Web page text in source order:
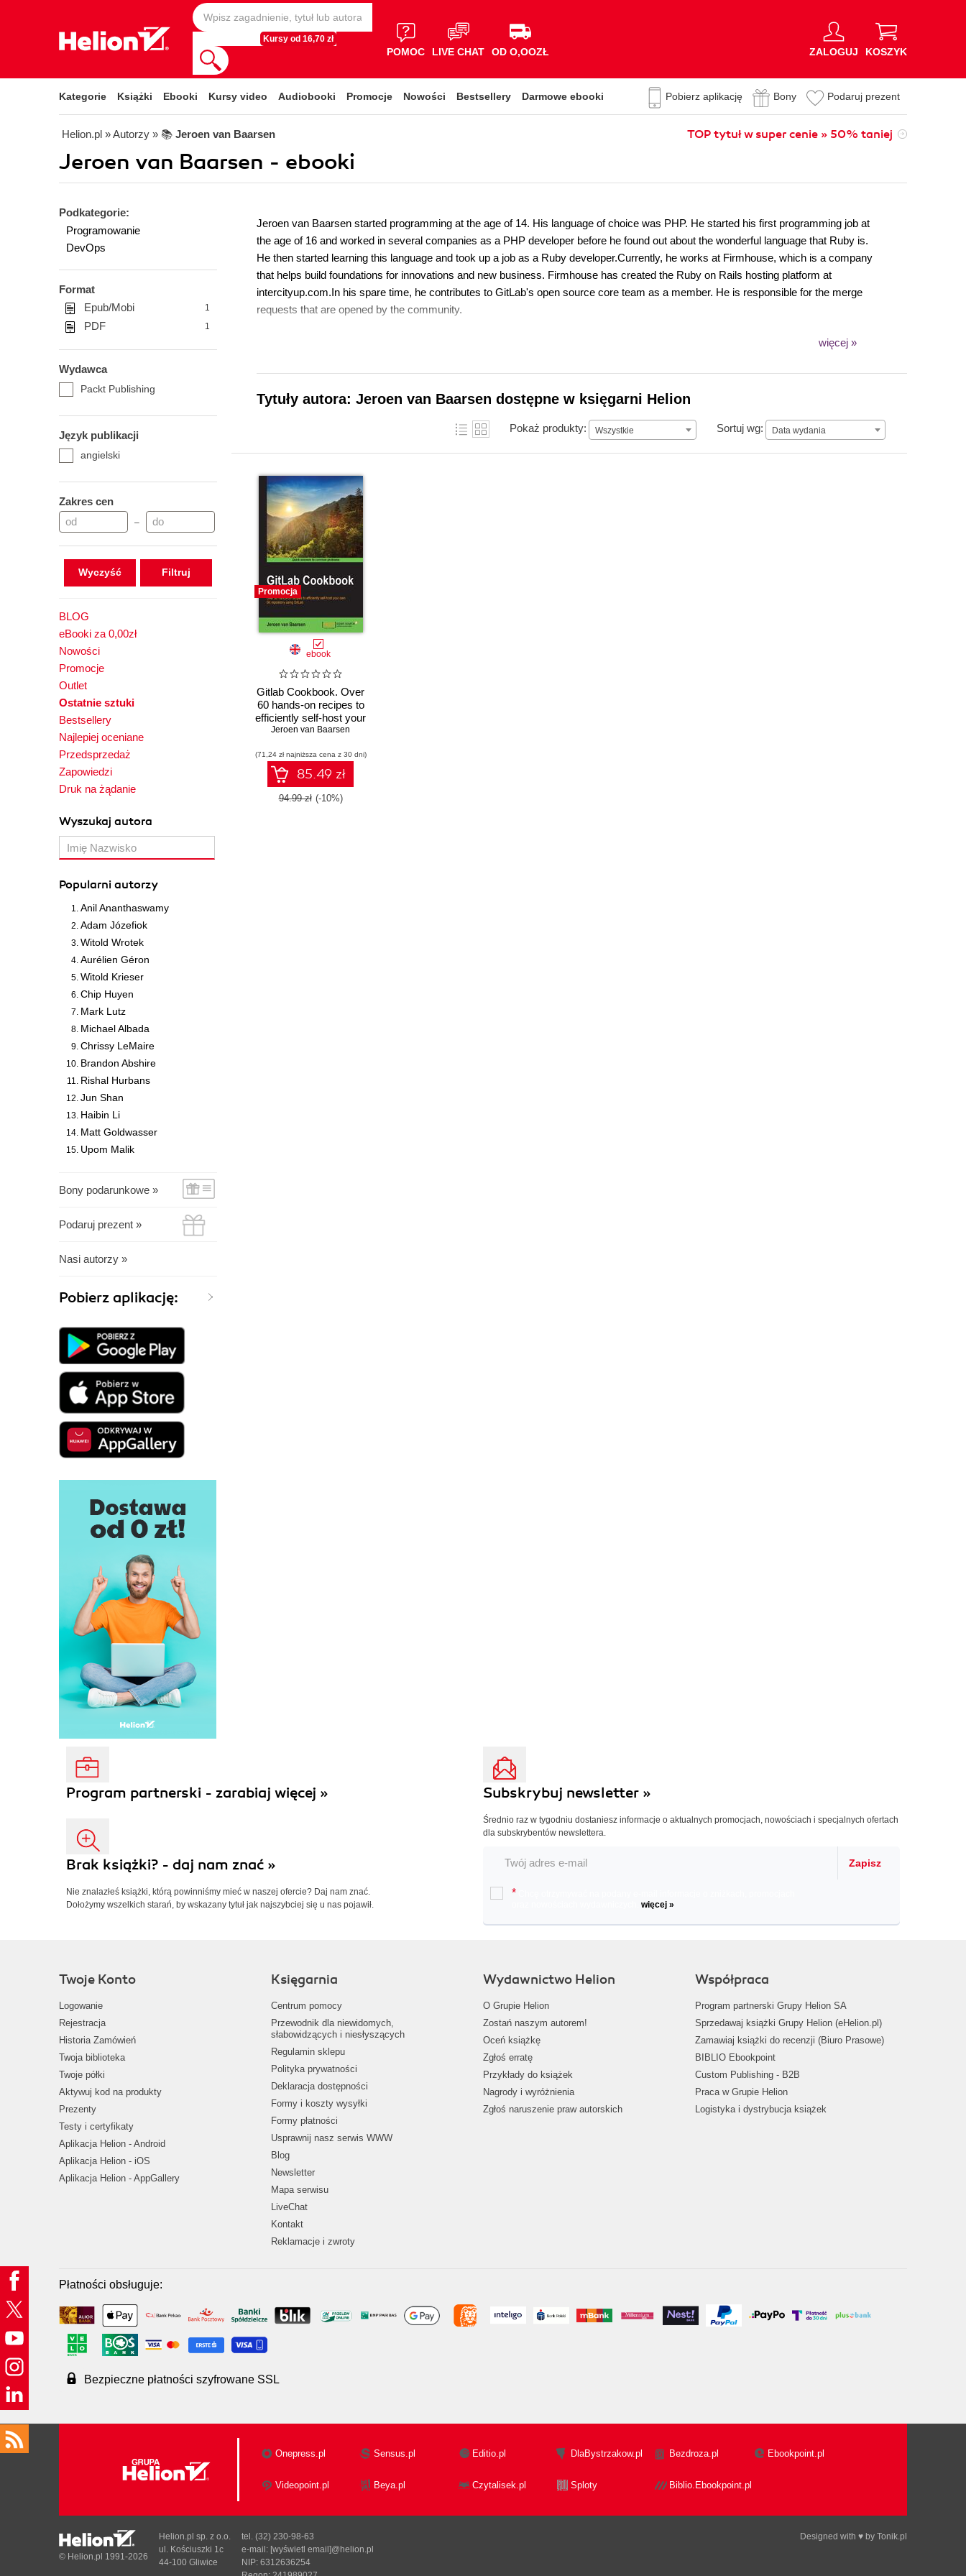
Kursy od 16,70 zł
POMOC LIVE CHAT OD O,OOZŁ ZALOGUJ KOSZYK
Kategorie Książki Ebooki Kursy video Audiobooki Promocje Nowości Bestsellery Darmowe ebooki Pobierz aplikację Bony Podaruj prezent
Helion.pl » Autorzy » 📚 Jeroen van Baarsen TOP tytuł w super cenie » 50% taniej
Jeroen van Baarsen - ebooki
Podkategorie:
Programowanie
DevOps
Format
Epub/Mobi
1
PDF 1
Wydawca
Packt Publishing
Język publikacji
angielski
Zakres cen
–
Wyczyść
BLOG
eBooki za 0,00zł
Nowości
Promocje
Outlet
Ostatnie sztuki
Bestsellery
Najlepiej oceniane
Przedsprzedaż
Zapowiedzi
Druk na żądanie
Wyszukaj autora
Popularni autorzy
Anil Ananthaswamy
Adam Józefiok
Witold Wrotek
Aurélien Géron
Witold Krieser
Chip Huyen
Mark Lutz
Michael Albada
Chrissy LeMaire
Brandon Abshire
Rishal Hurbans
Jun Shan
Haibin Li
Matt Goldwasser
Upom Malik
Bony podarunkowe »
Podaruj prezent »
Nasi autorzy »
Pobierz aplikację:
Jeroen van Baarsen started programming at the age of 14. His language of choice was PHP. He started his first programming job at
the age of 16 and worked in several companies as a PHP developer before he found out about the wonderful language that Ruby is.
He then started learning this language and took up a job as a Ruby developer.Currently, he works at Firmhouse, which is a company
that helps build foundations for innovations and new business. Firmhouse has created the Ruby on Rails hosting platform at
intercityup.com.In his spare time, he contributes to GitLab's open source core team as a member. He is responsible for the merge
requests that are opened by the community.
więcej »
Tytuły autora: Jeroen van Baarsen dostępne w księgarni Helion
Pokaż produkty: Wszystkie Sortuj wg: Data wydania
Data wydania
Promocja
ebook
Gitlab Cookbook. Over
60 hands-on recipes to
efficiently self-host your
own Git repository
Jeroen van Baarsen
(71,24 zł najniższa cena z 30 dni)
85.49 zł
94.99 zł (-10%)
Program partnerski - zarabiaj więcej »
Brak książki? - daj nam znać »
Nie znalazłeś książki, którą powinniśmy mieć w naszej ofercie? Daj nam znać.
Dołożymy wszelkich starań, by wskazany tytuł jak najszybciej się u nas pojawił.
Subskrybuj newsletter »
Średnio raz w tygodniu dostaniesz informacje o aktualnych promocjach, nowościach i specjalnych ofertach
dla subskrybentów newslettera.
Zapisz
*
więcej »
Twoje Konto
Logowanie
Rejestracja
Historia Zamówień
Twoja biblioteka
Twoje półki
Aktywuj kod na produkty
Prezenty
Testy i certyfikaty
Aplikacja Helion - Android
Aplikacja Helion - iOS
Aplikacja Helion - AppGallery
Księgarnia
Centrum pomocy
Przewodnik dla niewidomych,
słabowidzących i niesłyszących
Regulamin sklepu
Polityka prywatności
Deklaracja dostępności
Formy i koszty wysyłki
Formy płatności
Usprawnij nasz serwis WWW
Blog
Newsletter
Mapa serwisu
LiveChat
Kontakt
Reklamacje i zwroty
Wydawnictwo Helion
O Grupie Helion
Zostań naszym autorem!
Oceń książkę
Zgłoś erratę
Przykłady do książek
Nagrody i wyróżnienia
Zgłoś naruszenie praw autorskich
Współpraca
Program partnerski Grupy Helion SA
Sprzedawaj książki Grupy Helion (eHelion.pl)
Zamawiaj książki do recenzji (Biuro Prasowe)
BIBLIO Ebookpoint
Custom Publishing - B2B
Praca w Grupie Helion
Logistyka i dystrybucja książek
Płatności obsługuje:
Bezpieczne płatności szyfrowane SSL
Onepress.pl Sensus.pl Editio.pl DlaBystrzakow.pl Bezdroza.pl Ebookpoint.pl
Videopoint.pl Beya.pl Czytalisek.pl Sploty Biblio.Ebookpoint.pl
Designed with ♥ by Tonik.pl
© Helion.pl 1991-2026
Helion.pl sp. z o.o.
ul. Kościuszki 1c
44-100 Gliwice
tel. (32) 230-98-63
e-mail: [wyświetl email]@helion.pl
NIP: 6312636254